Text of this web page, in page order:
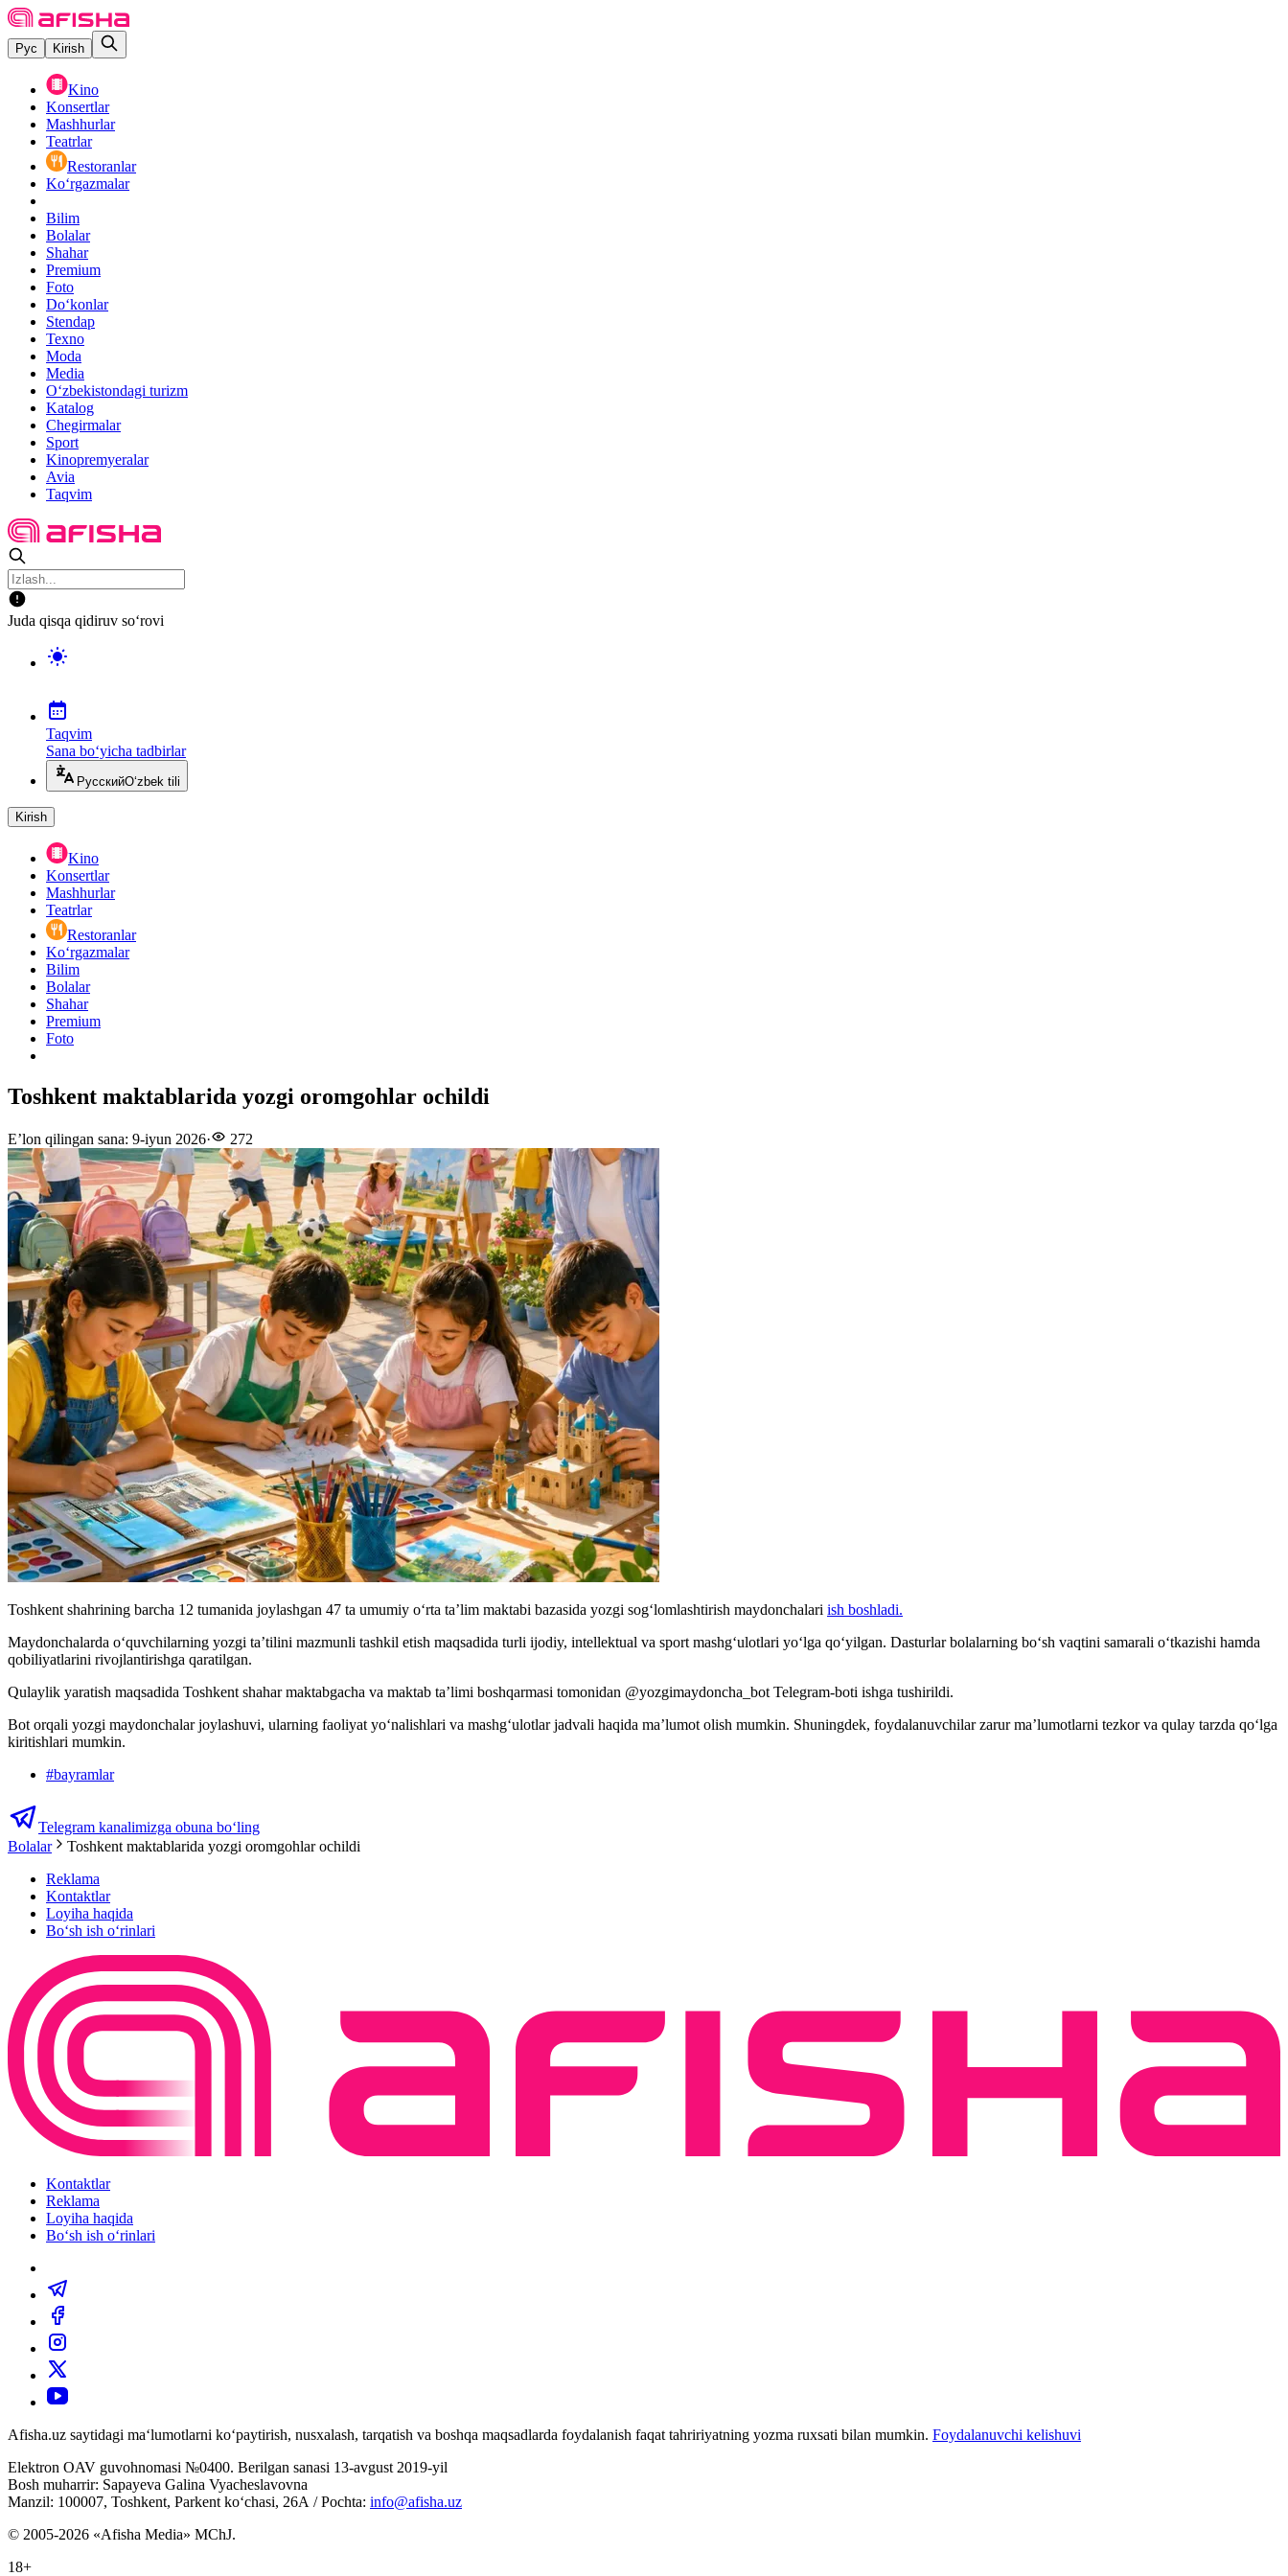
Рус Kirish
Kino
Konsertlar
Mashhurlar
Teatrlar
Restoranlar
Ko‘rgazmalar
Bilim
Bolalar
Shahar
Premium
Foto
Do‘konlar
Stendap
Texno
Moda
Media
O‘zbekistondagi turizm
Katalog
Chegirmalar
Sport
Kinopremyeralar
Avia
Taqvim
Juda qisqa qidiruv so‘rovi
Taqvim
Sana bo‘yicha tadbirlar
РусскийO‘zbek tili
Kirish
Kino
Konsertlar
Mashhurlar
Teatrlar
Restoranlar
Ko‘rgazmalar
Bilim
Bolalar
Shahar
Premium
Foto
Toshkent maktablarida yozgi oromgohlar ochildi
E’lon qilingan sana: 9-iyun 2026· 272
Toshkent shahrining barcha 12 tumanida joylashgan 47 ta umumiy o‘rta ta’lim maktabi bazasida yozgi sog‘lomlashtirish maydonchalari ish boshladi.
Maydonchalarda o‘quvchilarning yozgi ta’tilini mazmunli tashkil etish maqsadida turli ijodiy, intellektual va sport mashg‘ulotlari yo‘lga qo‘yilgan. Dasturlar bolalarning bo‘sh vaqtini samarali o‘tkazishi hamda
qobiliyatlarini rivojlantirishga qaratilgan.
Qulaylik yaratish maqsadida Toshkent shahar maktabgacha va maktab ta’limi boshqarmasi tomonidan @yozgimaydoncha_bot Telegram-boti ishga tushirildi.
Bot orqali yozgi maydonchalar joylashuvi, ularning faoliyat yo‘nalishlari va mashg‘ulotlar jadvali haqida ma’lumot olish mumkin. Shuningdek, foydalanuvchilar zarur ma’lumotlarni tezkor va qulay tarzda qo‘lga
kiritishlari mumkin.
#bayramlar
Telegram kanalimizga obuna bo‘ling
Bolalar
Toshkent maktablarida yozgi oromgohlar ochildi
Reklama
Kontaktlar
Loyiha haqida
Bo‘sh ish o‘rinlari
Kontaktlar
Reklama
Loyiha haqida
Bo‘sh ish o‘rinlari
Afisha.uz saytidagi ma‘lumotlarni ko‘paytirish, nusxalash, tarqatish va boshqa maqsadlarda foydalanish faqat tahririyatning yozma ruxsati bilan mumkin. Foydalanuvchi kelishuvi
Elektron OAV guvohnomasi №0400. Berilgan sanasi 13-avgust 2019-yil
Bosh muharrir: Sapayeva Galina Vyacheslavovna
Manzil: 100007, Toshkent, Parkent ko‘chasi, 26А / Pochta: info@afisha.uz
© 2005-2026 «Afisha Media» MChJ.
18+